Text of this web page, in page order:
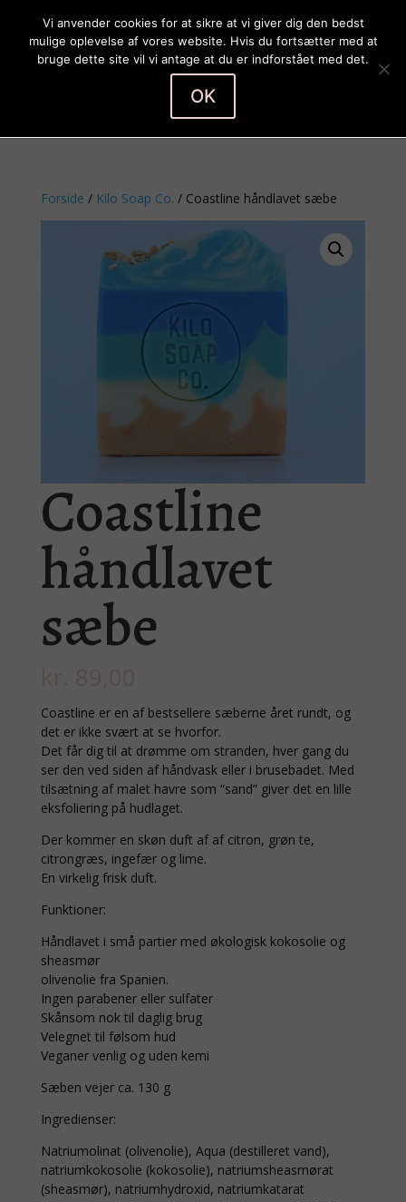
Forside / Kilo Soap Co. / Coastline håndlavet sæbe
Coastline
håndlavet
sæbe
Coastline er en af bestsellere sæberne året rundt, og
det er ikke svært at se hvorfor.
Det får dig til at drømme om stranden, hver gang du
ser den ved siden af håndvask eller i brusebadet. Med
tilsætning af malet havre som “sand” giver det en lille
eksfoliering på hudlaget.
Der kommer en skøn duft af af citron, grøn te,
citrongræs, ingefær og lime.
En virkelig frisk duft.
Funktioner:
Håndlavet i små partier med økologisk kokosolie og
sheasmør
olivenolie fra Spanien.
Ingen parabener eller sulfater
Skånsom nok til daglig brug
Velegnet til følsom hud
Veganer venlig og uden kemi
Sæben vejer ca. 130 g
Ingredienser:
Natriumolinat (olivenolie), Aqua (destilleret vand),
natriumkokosolie (kokosolie), natriumsheasmørat
(sheasmør), natriumhydroxid, natriumkatarat
Vi anvender cookies for at sikre at vi giver dig den bedst
mulige oplevelse af vores website. Hvis du fortsætter med at
bruge dette site vil vi antage at du er indforstået med det.
OK